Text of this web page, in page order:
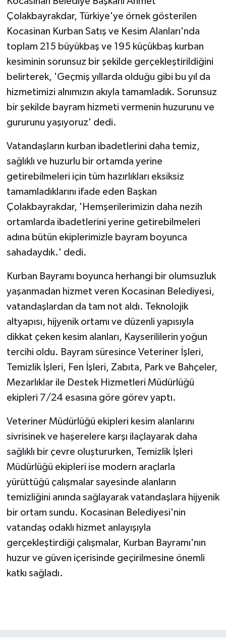
Çolakbayrakdar, Türkiye'ye örnek gösterilen
Kocasinan Kurban Satış ve Kesim Alanları'nda
toplam 215 büyükbaş ve 195 küçükbaş kurban
kesiminin sorunsuz bir şekilde gerçekleştirildiğini
belirterek, 'Geçmiş yıllarda olduğu gibi bu yıl da
hizmetimizi alnımızın akıyla tamamladık. Sorunsuz
bir şekilde bayram hizmeti vermenin huzurunu ve
gururunu yaşıyoruz' dedi.
Vatandaşların kurban ibadetlerini daha temiz,
sağlıklı ve huzurlu bir ortamda yerine
getirebilmeleri için tüm hazırlıkları eksiksiz
tamamladıklarını ifade eden Başkan
Çolakbayrakdar, 'Hemşerilerimizin daha nezih
ortamlarda ibadetlerini yerine getirebilmeleri
adına bütün ekiplerimizle bayram boyunca
sahadaydık.' dedi.
Kurban Bayramı boyunca herhangi bir olumsuzluk
yaşanmadan hizmet veren Kocasinan Belediyesi,
vatandaşlardan da tam not aldı. Teknolojik
altyapısı, hijyenik ortamı ve düzenli yapısıyla
dikkat çeken kesim alanları, Kayserililerin yoğun
tercihi oldu. Bayram süresince Veteriner İşleri,
Temizlik İşleri, Fen İşleri, Zabıta, Park ve Bahçeler,
Mezarlıklar ile Destek Hizmetleri Müdürlüğü
ekipleri 7/24 esasına göre görev yaptı.
Veteriner Müdürlüğü ekipleri kesim alanlarını
sivrisinek ve haşerelere karşı ilaçlayarak daha
sağlıklı bir çevre oluştururken, Temizlik İşleri
Müdürlüğü ekipleri ise modern araçlarla
yürüttüğü çalışmalar sayesinde alanların
temizliğini anında sağlayarak vatandaşlara hijyenik
bir ortam sundu. Kocasinan Belediyesi'nin
vatandaş odaklı hizmet anlayışıyla
gerçekleştirdiği çalışmalar, Kurban Bayramı'nın
huzur ve güven içerisinde geçirilmesine önemli
katkı sağladı.